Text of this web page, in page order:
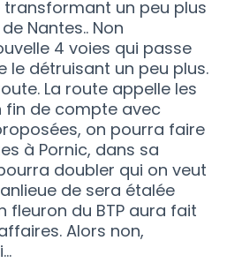
transformant un peu plus
Nantes.. Non
4 voies qui passe
le détruisant un peu plus.
La route appelle les
fin de compte avec
on pourra faire
à Pornic, dans sa
doubler qui on veut
de sera étalée
fleuron du BTP aura fait
Alors non,